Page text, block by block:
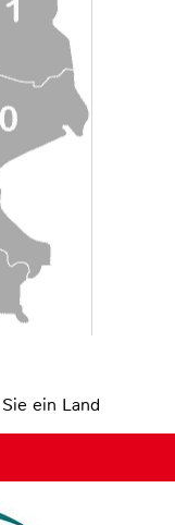
ein Land